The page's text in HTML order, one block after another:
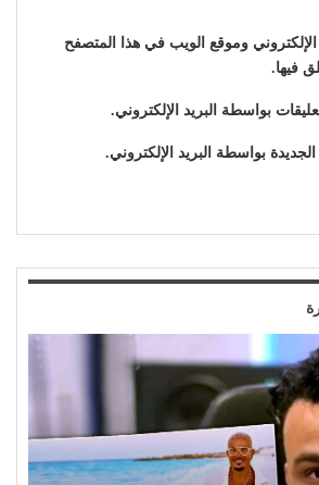
وموقع الويب في هذا المتصفح
فيها.
بواسطة البريد الإلكتروني.
بواسطة البريد الإلكتروني.